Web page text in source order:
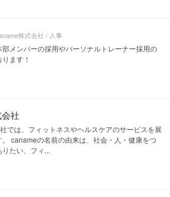
株式会社 / 人事
部メンバーの採用やパーソナルトレーナー採用の
ます！
社
では、フィットネスやヘルスケアのサービスを展
canameの名前の由来は、社会・人・健康をつ
たい、フィ...